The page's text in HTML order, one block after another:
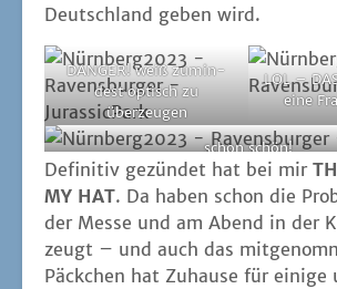
Deutsch­land geben wird.
DANGER! weiß zumin­
dest optisch zu
überzeugen
LOL –
eine
schon schön!
Defi­ni­tiv gezün­det hat bei mir
MY HAT. Da haben schon die
der Mes­se und am Abend in der
zeugt – und auch das
Päck­chen hat Zuhau­se für eini­ge